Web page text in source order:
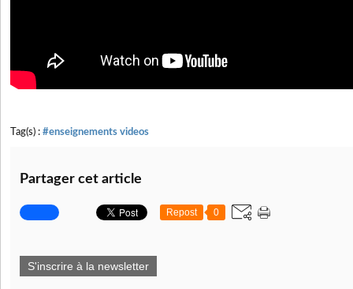
Tag(s) : #enseignements videos
Partager cet article
Repost 0
S'inscrire à la newsletter